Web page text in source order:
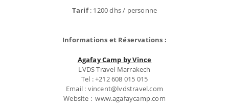
Tarif: 1200 dhs / personne
Informations et Réservations :
Agafay Camp by Vince
LVDS Travel Marrakech
Tel : +212 608 015 015
Email : vincent@lvdstravel.com
Website : www.agafaycamp.com